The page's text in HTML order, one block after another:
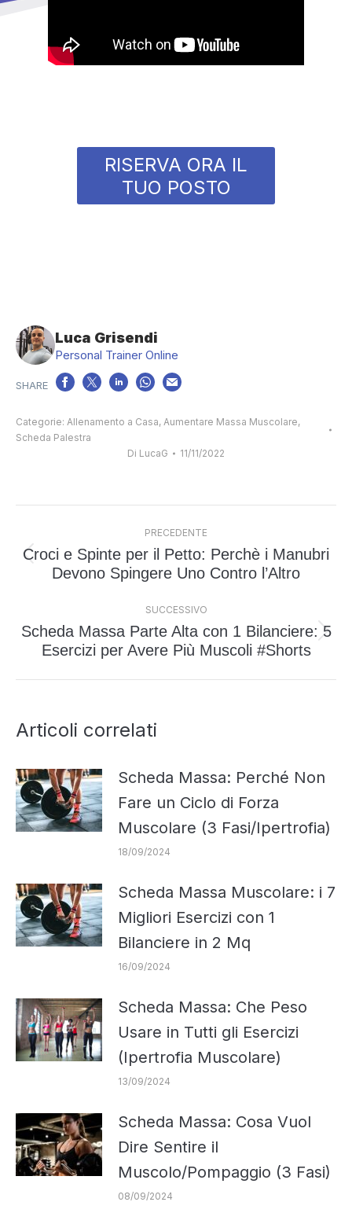
RISERVA ORA IL
TUO POSTO
Luca Grisendi
Personal Trainer Online
Categorie: Allenamento a Casa, Aumentare Massa Muscolare,
Scheda Palestra
Di LucaG 11/11/2022
tra
PRECEDENTE
Post
Croci e Spinte per il Petto: Perchè i Manubri
Devono Spingere Uno Contro l’Altro
SUCCESSIVO
Prossimo
Scheda Massa Parte Alta con 1 Bilanciere: 5
Esercizi per Avere Più Muscoli #Shorts
Articoli correlati
Scheda Massa: Perché Non
Fare un Ciclo di Forza
Muscolare (3 Fasi/Ipertrofia)
18/09/2024
Scheda Massa Muscolare: i 7
Migliori Esercizi con 1
Bilanciere in 2 Mq
16/09/2024
Scheda Massa: Che Peso
Usare in Tutti gli Esercizi
(Ipertrofia Muscolare)
13/09/2024
Scheda Massa: Cosa Vuol
Dire Sentire il
Muscolo/Pompaggio (3 Fasi)
08/09/2024